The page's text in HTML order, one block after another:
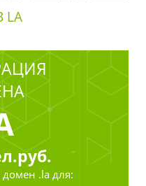
LA
домен .la для: